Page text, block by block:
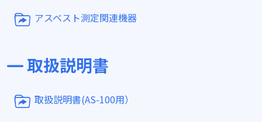
アスベスト測定関連機器
取扱説明書
取扱説明書(AS-100用）